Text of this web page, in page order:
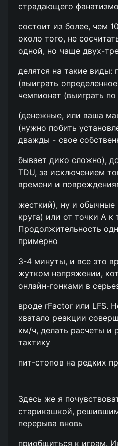
страдающего
состоит из более, чем
около того, не
одной, но чаще двух-
делятся на такие виды:
(выиграть
чемпионат (выиграть
(денежные, или ваша
(нужно побить
дважды - свое
бывает дико сложно),
TDU, за исключением
времени и
жесткий), ну и обычные
круга) или от точки А к
Продолжительность
примерно
3-4 минуты, и все это
жутком напряжении,
онлайн-гонками в
вроде rFactor или LFS.
хватало реакции
км/ч, делать расчеты и
тактику
пит-стопов на редких
Здесь же я
старикашкой,
перерыва вновь
приобщиться к играм.